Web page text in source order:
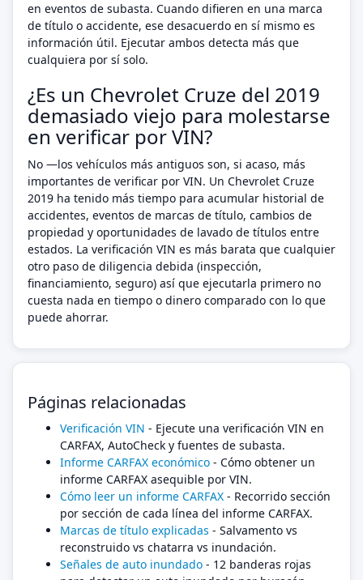
en eventos de subasta. Cuando difieren en una marca
de título o accidente, ese desacuerdo en sí mismo es
información útil. Ejecutar ambos detecta más que
cualquiera por sí solo.
¿Es un Chevrolet Cruze del 2019
demasiado viejo para molestarse
en verificar por VIN?
No —los vehículos más antiguos son, si acaso, más
importantes de verificar por VIN. Un Chevrolet Cruze
2019 ha tenido más tiempo para acumular historial de
accidentes, eventos de marcas de título, cambios de
propiedad y oportunidades de lavado de títulos entre
estados. La verificación VIN es más barata que cualquier
otro paso de diligencia debida (inspección,
financiamiento, seguro) así que ejecutarla primero no
cuesta nada en tiempo o dinero comparado con lo que
puede ahorrar.
Páginas relacionadas
Verificación VIN - Ejecute una verificación VIN en
CARFAX, AutoCheck y fuentes de subasta.
Informe CARFAX económico - Cómo obtener un
informe CARFAX asequible por VIN.
Cómo leer un informe CARFAX - Recorrido sección
por sección de cada línea del informe CARFAX.
Marcas de título explicadas - Salvamento vs
reconstruido vs chatarra vs inundación.
Señales de auto inundado - 12 banderas rojas